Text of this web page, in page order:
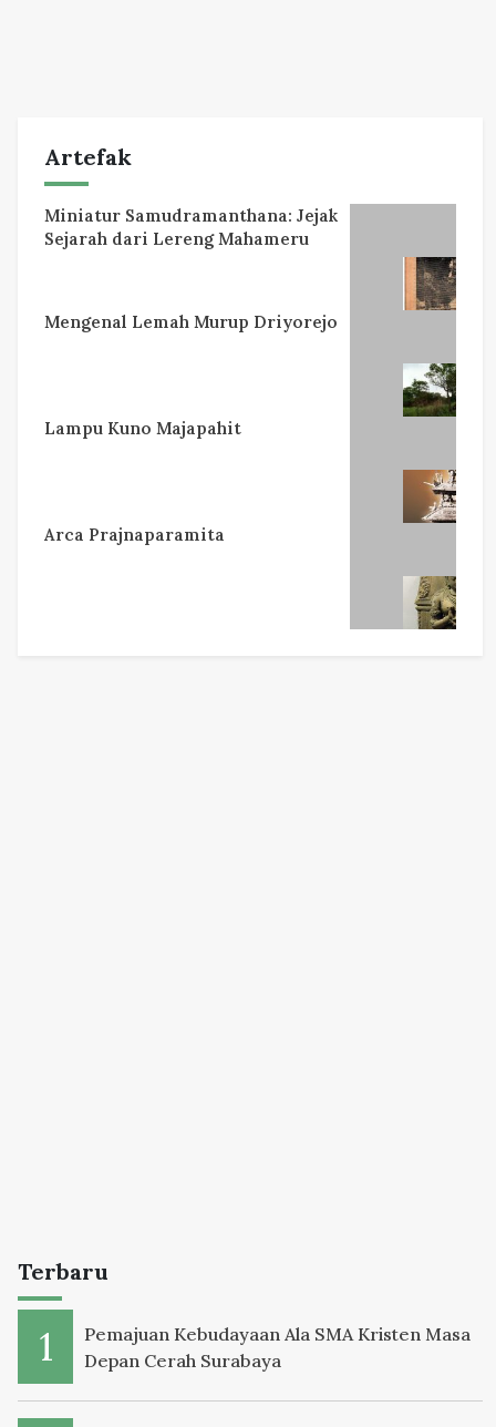
Artefak
Miniatur Samudramanthana: Jejak
Sejarah dari Lereng Mahameru
Mengenal Lemah Murup Driyorejo
Lampu Kuno Majapahit
Arca Prajnaparamita
Terbaru
Pemajuan Kebudayaan Ala SMA Kristen Masa
Depan Cerah Surabaya